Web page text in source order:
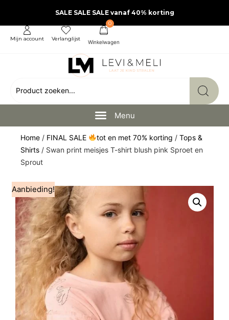
SALE SALE SALE vanaf 40% korting
Mijn account Verlanglijst
0
Home / FINAL SALE tot en met 70% korting / Tops &
Shirts / Swan print meisjes T-shirt blush pink Sproet en
Sprout
Aanbieding!